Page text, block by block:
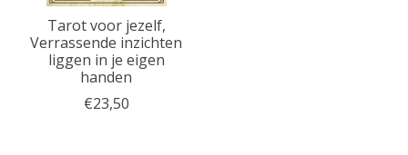
Tarot voor jezelf,
Verrassende inzichten
liggen in je eigen
handen
€23,50